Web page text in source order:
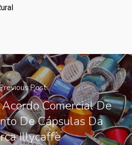
Post
Comercial De
De Cápsulas Da
Illycaffè